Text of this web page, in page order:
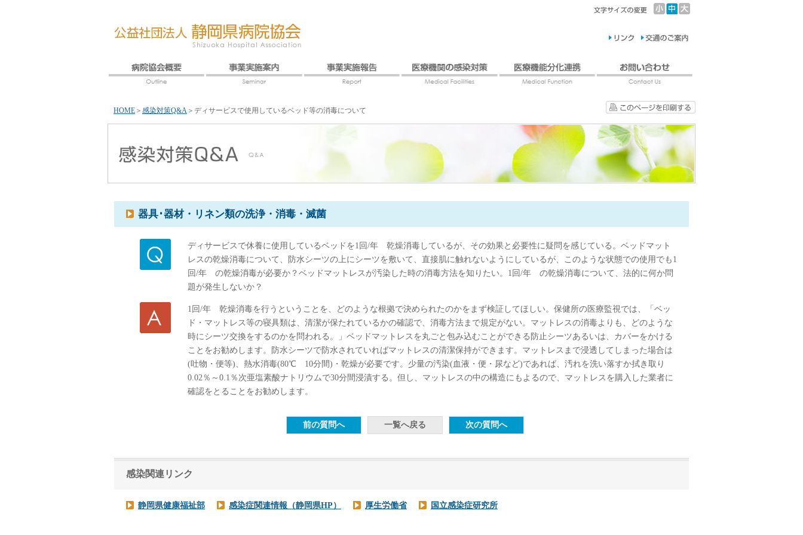
HOME ＞ 感染対策Q&A ＞ ディサービスで使用しているベッド等の消毒について
器具･器材・リネン類の洗浄・消毒・滅菌
ディサービスで休養に使用しているベッドを1回/年 乾燥消毒しているが、その効果と必要性に疑問を感じている。ベッドマット
レスの乾燥消毒について、防水シーツの上にシーツを敷いて、直接肌に触れないようにしているが、このような状態での使用でも1
回/年 の乾燥消毒が必要か？ベッドマットレスが汚染した時の消毒方法を知りたい。1回/年 の乾燥消毒について、法的に何か問
題が発生しないか？
1回/年 乾燥消毒を行うということを、どのような根拠で決められたのかをまず検証してほしい。保健所の医療監視では、「ベッ
ド・マットレス等の寝具類は、清潔が保たれているかの確認で、消毒方法まで規定がない。マットレスの消毒よりも、どのような
時にシーツ交換をするのかを問われる。」ベッドマットレスを丸ごと包み込むことができる防止シーツあるいは、カバーをかける
ことをお勧めします。防水シーツで防水されていればマットレスの清潔保持ができます。マットレスまで浸透してしまった場合は
(吐物・便等)、熱水消毒(80℃ 10分間)・乾燥が必要です。少量の汚染(血液・便・尿など)であれば、汚れを洗い落すか拭き取り
0.02％～0.1％次亜塩素酸ナトリウムで30分間浸漬する。但し、マットレスの中の構造にもよるので、マットレスを購入した業者に
確認をとることをお勧めします。
感染関連リンク
静岡県健康福祉部 感染症関連情報（静岡県HP） 厚生労働省 国立感染症研究所